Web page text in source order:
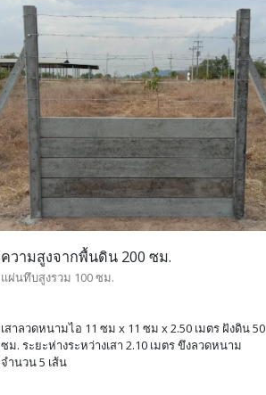
ความสูงจากพื้นดิน 200 ซม.
แผ่นทึบสูงรวม 100 ซม.
เสาลวดหนามไอ 11 ซม x 11 ซม x 2.50 เมตร ฝังดิน 50
ซม. ระยะห่างระหว่างเสา 2.10 เมตร ขึงลวดหนาม
จำนวน 5 เส้น